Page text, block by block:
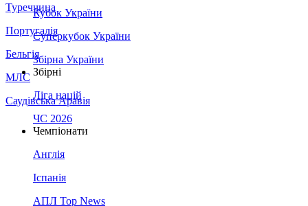
Туреччина
Португалія
Бельгія
МЛС
Саудівська Аравія
Кубок України
Суперкубок України
Збірна України
Збірні
Ліга націй
ЧС 2026
Чемпіонати
Англія
Іспанія
АПЛ Top News